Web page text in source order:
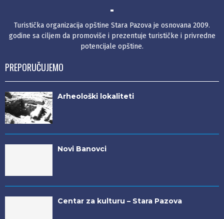
Turistička organizacija opštine Stara Pazova je osnovana 2009.
godine sa ciljem da promoviše i prezentuje turističke i privredne
potencijale opštine.
PREPORUČUJEMO
Arheološki lokaliteti
Novi Banovci
Centar za kulturu – Stara Pazova